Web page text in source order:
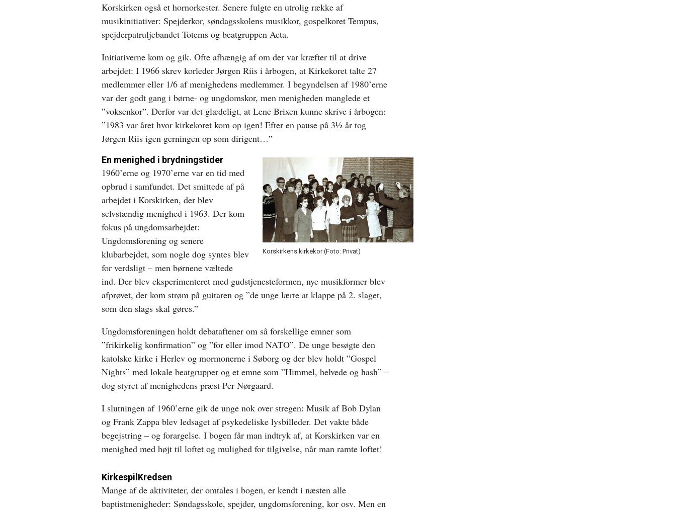
Korskirken også et hornorkester. Senere fulgte en utrolig række af
musikinitiativer: Spejderkor, søndagsskolens musikkor, gospelkoret Tempus,
spejderpatruljebandet Totems og beatgruppen Acta.
Initiativerne kom og gik. Ofte afhængig af om der var kræfter til at drive
arbejdet: I 1966 skrev korleder Jørgen Riis i årbogen, at Kirkekoret talte 27
medlemmer eller 1/6 af menighedens medlemmer. I begyndelsen af 1980’erne
var der godt gang i børne- og ungdomskor, men menigheden manglede et
”voksenkor”. Derfor var det glædeligt, at Lene Brixen kunne skrive i årbogen:
”1983 var året hvor kirkekoret kom op igen! Efter en pause på 3½ år tog
Jørgen Riis igen gerningen op som dirigent…”
Korskirkens kirkekor (Foto: Privat)
En menighed i brydningstider
1960’erne og 1970’erne var en tid med
opbrud i samfundet. Det smittede af på
arbejdet i Korskirken, der blev
selvstændig menighed i 1963. Der kom
fokus på ungdomsarbejdet:
Ungdomsforening og senere
klubarbejdet, som nogle dog syntes blev
for verdsligt – men børnene væltede
ind. Der blev eksperimenteret med gudstjenesteformen, nye musikformer blev
afprøvet, der kom strøm på guitaren og ”de unge lærte at klappe på 2. slaget,
som den slags skal gøres.”
Ungdomsforeningen holdt debataftener om så forskellige emner som
”frikirkelig konfirmation” og ”for eller imod NATO”. De unge besøgte den
katolske kirke i Herlev og mormonerne i Søborg og der blev holdt ”Gospel
Nights” med lokale beatgrupper og et emne som ”Himmel, helvede og hash” –
dog styret af menighedens præst Per Nørgaard.
I slutningen af 1960’erne gik de unge nok over stregen: Musik af Bob Dylan
og Frank Zappa blev ledsaget af psykedeliske lysbilleder. Det vakte både
begejstring – og forargelse. I bogen får man indtryk af, at Korskirken var en
menighed med højt til loftet og mulighed for tilgivelse, når man ramte loftet!
KirkespilKredsen
Mange af de aktiviteter, der omtales i bogen, er kendt i næsten alle
baptistmenigheder: Søndagsskole, spejder, ungdomsforening, kor osv. Men en